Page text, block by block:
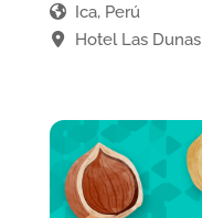
Ica, Perú
Hotel Las Dunas